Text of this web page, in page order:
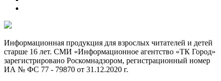
Информационная продукция для взрослых читателей и детей
старше 16 лет. СМИ «Информационное агентство «ТК Город»
зарегистрировано Роскомнадзором, регистрационный номер
ИА № ФС 77 - 79870 от 31.12.2020 г.